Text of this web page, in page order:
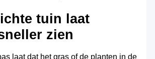
tuin laat
zien
laat dat het gras of de planten in de